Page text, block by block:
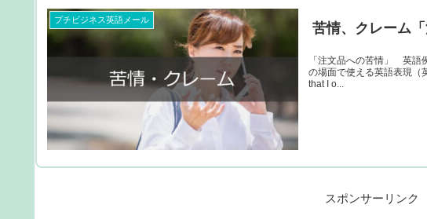
プチビジネス英語メール
苦情、クレーム「
「注文品への苦情」 英語例文、英語表現 英文メールで
の場面で使える英語表現（英語例文）となり
that I o...
スポンサーリンク